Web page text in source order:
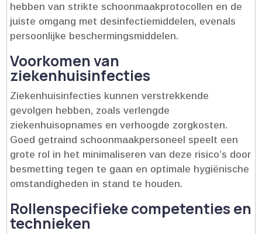
hebben van strikte schoonmaakprotocollen en de
juiste omgang met desinfectiemiddelen, evenals
persoonlijke beschermingsmiddelen.​
Voorkomen van
ziekenhuisinfecties
Ziekenhuisinfecties kunnen verstrekkende
gevolgen hebben, zoals verlengde
ziekenhuisopnames en verhoogde zorgkosten.​
Goed getraind schoonmaakpersoneel speelt een
grote rol in het minimaliseren van deze risico’s door
besmetting tegen te gaan en optimale hygiënische
omstandigheden in stand te houden.​
Rollenspecifieke competenties en
technieken